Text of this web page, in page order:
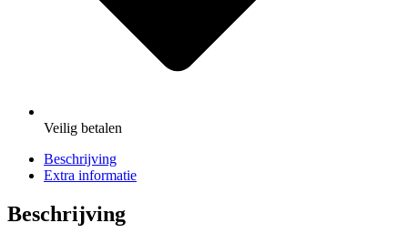
Veilig betalen
Beschrijving
Extra informatie
Beschrijving